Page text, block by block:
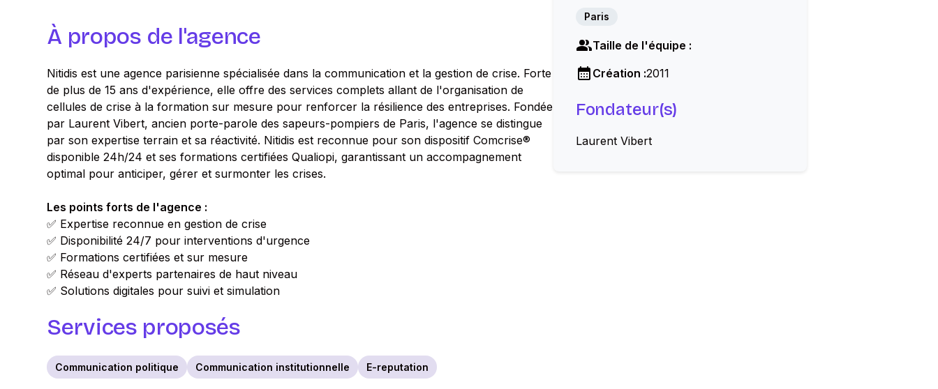
À propos de l'agence
Nitidis est une agence parisienne spécialisée dans la communication et la gestion de crise. Forte
de plus de 15 ans d'expérience, elle offre des services complets allant de l'organisation de
cellules de crise à la formation sur mesure pour renforcer la résilience des entreprises. Fondée
par Laurent Vibert, ancien porte-parole des sapeurs-pompiers de Paris, l'agence se distingue
par son expertise terrain et sa réactivité. Nitidis est reconnue pour son dispositif Comcrise®
disponible 24h/24 et ses formations certifiées Qualiopi, garantissant un accompagnement
optimal pour anticiper, gérer et surmonter les crises.
Les points forts de l'agence :
✅ Expertise reconnue en gestion de crise
✅ Disponibilité 24/7 pour interventions d'urgence
✅ Formations certifiées et sur mesure
✅ Réseau d'experts partenaires de haut niveau
✅ Solutions digitales pour suivi et simulation
Services proposés
Communication politique Communication institutionnelle E-reputation
Paris
Taille de l'équipe :
Création :2011
Fondateur(s)
Laurent Vibert